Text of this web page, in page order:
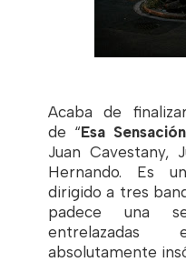
Acaba de
de “Esa
Juan Cavestany,
Hernando. Es
dirigido a tres
padece una
absolutamente